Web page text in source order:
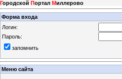
Городской Портал Миллерово
Форма входа
Логин:
Пароль:
запомнить
Меню сайта